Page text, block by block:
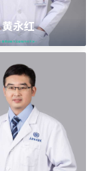
黄永红
> 西藏创伤救治脊柱外科专家 <